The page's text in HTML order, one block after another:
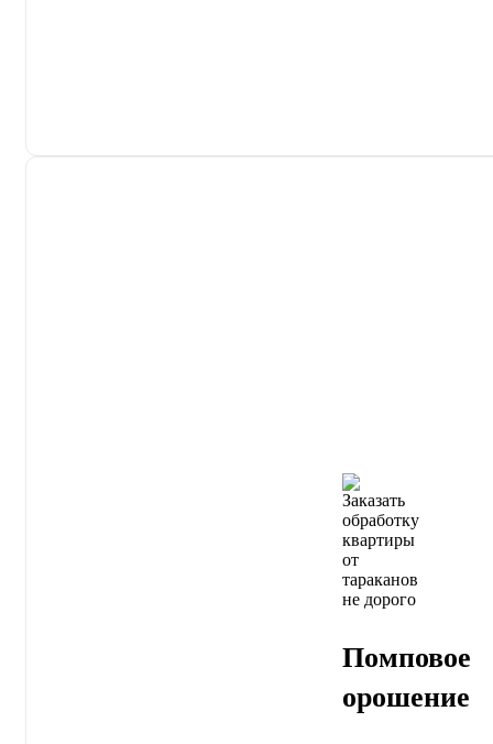
Помповое
орошение